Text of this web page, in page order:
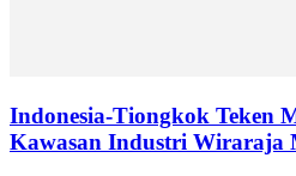
Indonesia-Tiongkok Teken
Kawasan Industri Wiraraja